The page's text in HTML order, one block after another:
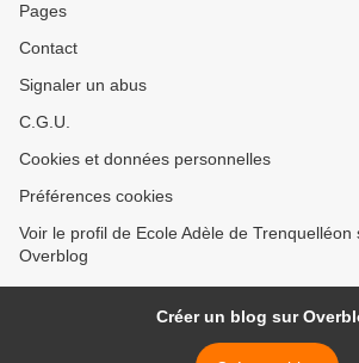
Pages
Contact
Signaler un abus
C.G.U.
Cookies et données personnelles
Préférences cookies
Voir le profil de Ecole Adèle de Trenquelléon
Overblog
Créer un blog sur